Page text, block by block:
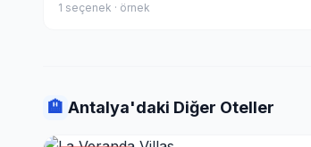
1 seçenek · örnek
🏨 Antalya'daki Diğer Oteller